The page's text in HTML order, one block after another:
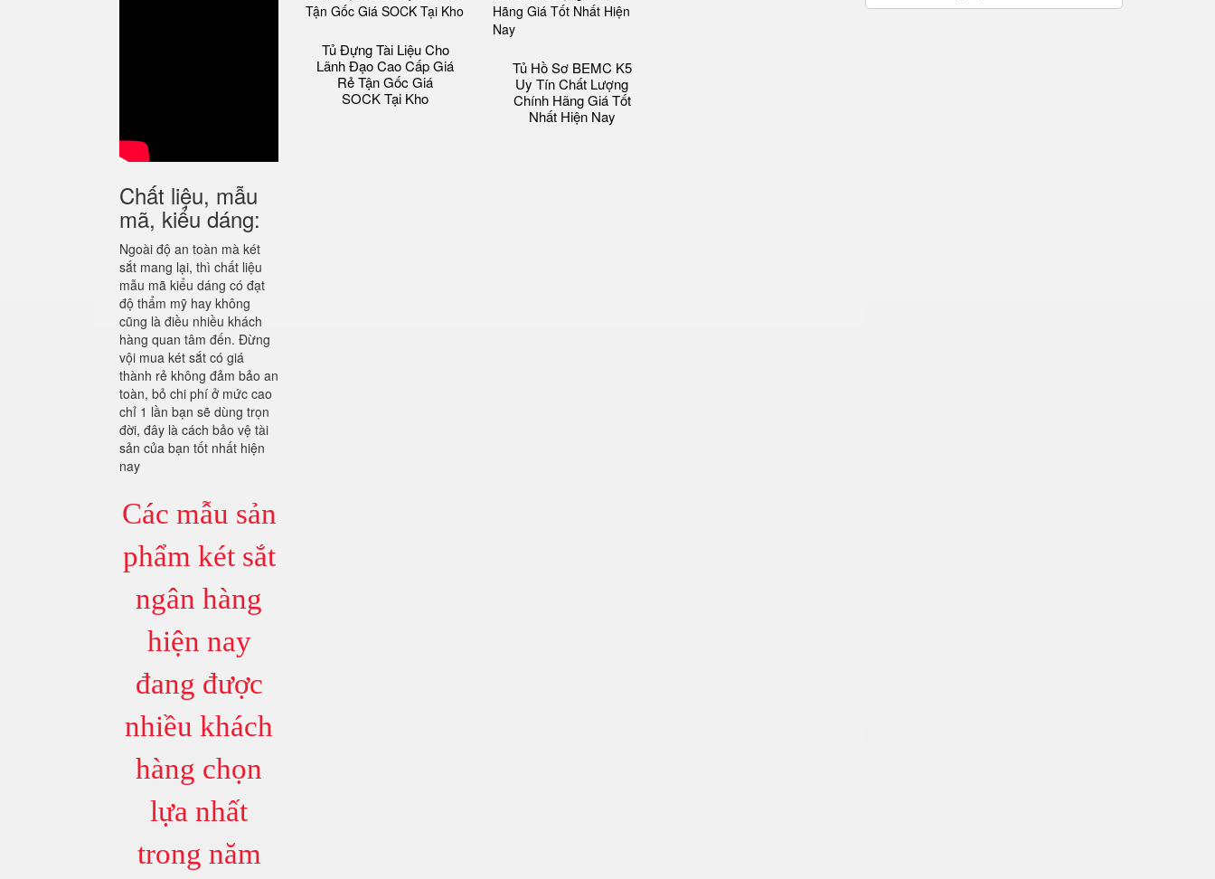
Chất liệu, mẫu
mã, kiểu dáng:
Ngoài độ an toàn mà két
sắt mang lại, thì chất liệu
mẫu mã kiểu dáng có đạt
độ thẩm mỹ hay không
cũng là điều nhiều khách
hàng quan tâm đến. Đừng
vội mua két sắt có giá
thành rẻ không đảm bảo an
toàn, bỏ chi phí ở mức cao
chỉ 1 lần bạn sẽ dùng trọn
đời, đây là cách bảo vệ tài
sản của bạn tốt nhất hiện
nay
Các mẫu sản
phẩm két sắt
ngân hàng
hiện nay
đang được
nhiều khách
hàng chọn
lựa nhất
trong năm
Tủ Đựng Tài Liệu Cho
Lãnh Đạo Cao Cấp Giá
Rẻ Tận Gốc Giá
SOCK Tại Kho
Tủ Hồ Sơ BEMC K5
Uy Tín Chất Lượng
Chính Hãng Giá Tốt
Nhất Hiện Nay